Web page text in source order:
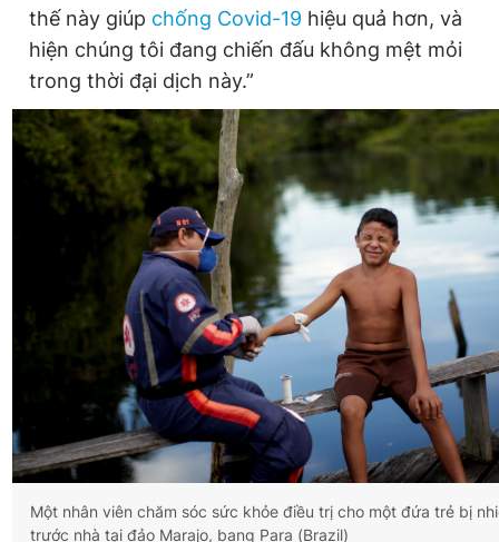
thế này giúp chống Covid-19 hiệu quả hơn, và
hiện chúng tôi đang chiến đấu không mệt mỏi
trong thời đại dịch này.”
Một nhân viên chăm sóc sức khỏe điều trị cho một đứa trẻ bị
trước nhà tại đảo Marajo, bang Para (Brazil)